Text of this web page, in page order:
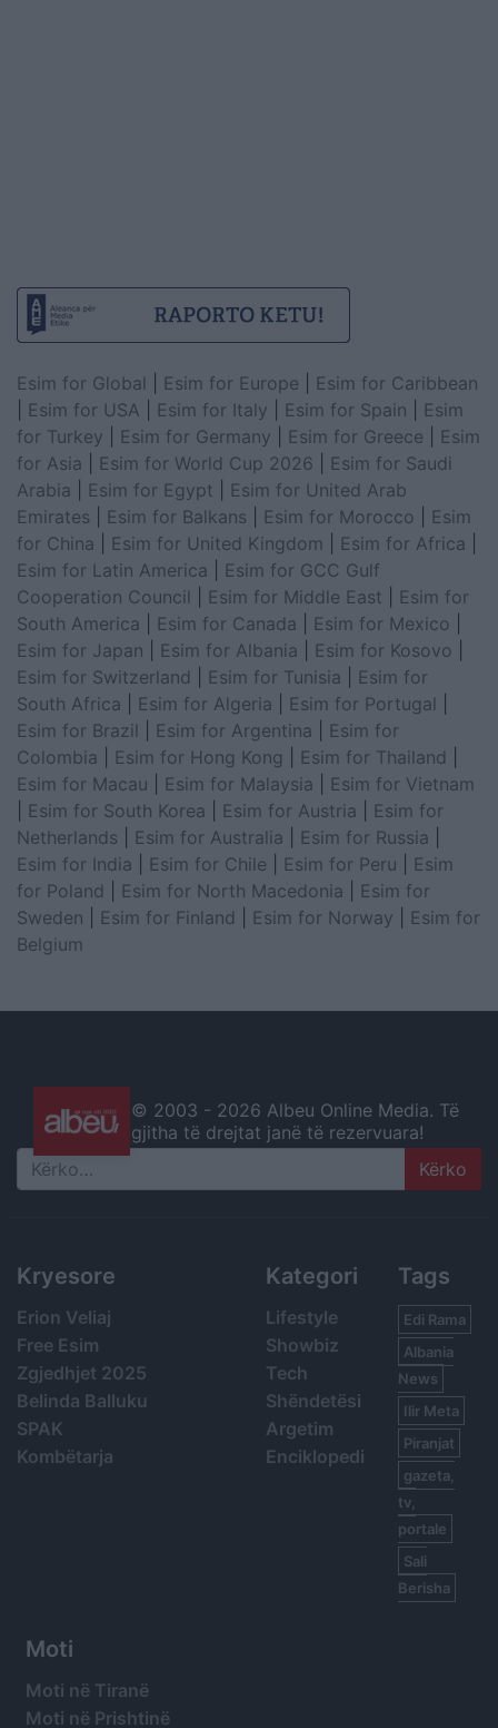
Esim for Global Esim for Europe
Esim for Caribbean
Esim for USA Esim for Italy Esim for Spain
Esim
for Turkey
Esim for Germany Esim for Greece
Esim
for Asia
Esim for World Cup 2026
Esim for Saudi
Arabia
Esim for Egypt
Esim for United Arab
Emirates
Esim for Balkans Esim for Morocco
Esim
for China
Esim for United Kingdom Esim for Africa
Esim for Latin America
Esim for GCC Gulf
Cooperation Council
Esim for Middle East
Esim for
South America
Esim for Canada Esim for Mexico
Esim for Japan
Esim for Albania Esim for Kosovo
Esim for Switzerland
Esim for Tunisia
Esim for
South Africa
Esim for Algeria Esim for Portugal
Esim for Brazil
Esim for Argentina
Esim for
Colombia
Esim for Hong Kong Esim for Thailand
Esim for Macau
Esim for Malaysia
Esim for Vietnam
Esim for South Korea Esim for Austria
Esim for
Netherlands
Esim for Australia Esim for Russia
Esim for India
Esim for Chile Esim for Peru
Esim
for Poland
Esim for North Macedonia
Esim for
Sweden
Esim for Finland Esim for Norway
Esim for
Belgium
© 2003 - 2026 Albeu Online Media. Të
gjitha të drejtat janë të rezervuara!
Search
Kryesore
Erion Veliaj
Free Esim
Zgjedhjet 2025
Belinda Balluku
SPAK
Kombëtarja
Kategori
Lifestyle
Showbiz
Tech
Shëndetësi
Argetim
Enciklopedi
Tags
Edi Rama
Albania
News
Ilir Meta
Piranjat
gazeta,
tv,
portale
Sali
Berisha
Moti
Moti në Tiranë
Moti në Prishtinë